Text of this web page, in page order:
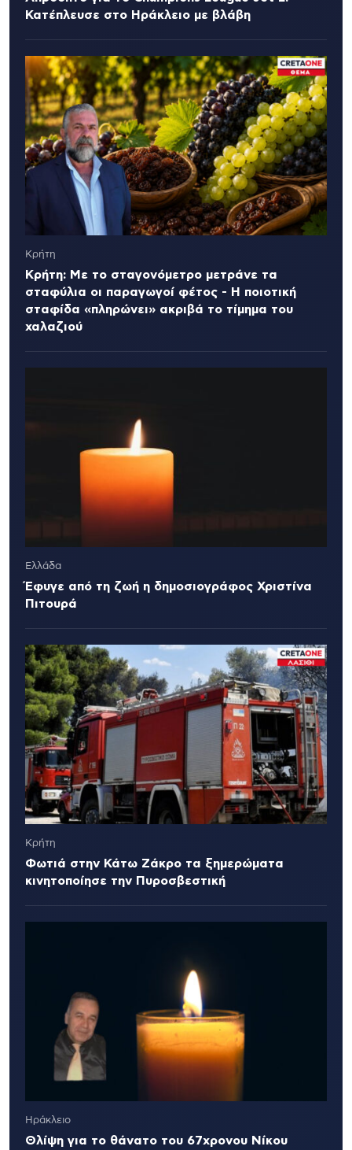
Κατέπλευσε στο Ηράκλειο με βλάβη
Κρήτη
Κρήτη: Με το σταγονόμετρο μετράνε τα
σταφύλια οι παραγωγοί φέτος - Η ποιοτική
σταφίδα «πληρώνει» ακριβά το τίμημα του
χαλαζιού
Ελλάδα
Έφυγε από τη ζωή η δημοσιογράφος Χριστίνα
Πιτουρά
Κρήτη
Φωτιά στην Κάτω Ζάκρο τα ξημερώματα
κινητοποίησε την Πυροσβεστική
Ηράκλειο
Θλίψη για το θάνατο του 67χρονου Νίκου